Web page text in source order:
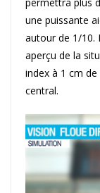
une puissante
autour de 1/10.
aperçu de la
index à 1 cm
central.